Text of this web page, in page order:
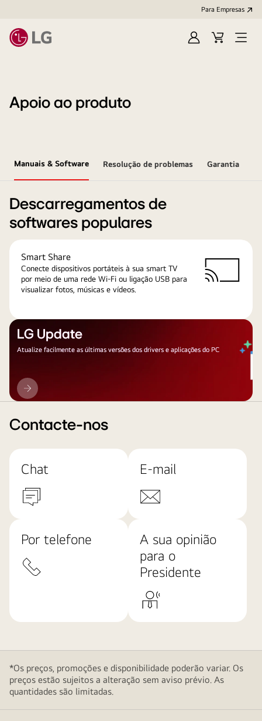
Para Empresas
IniciarCart
Open
Apoio ao produto
Manuais & Software Resolução de problemas Garantia
Descarregamentos de
softwares populares
Smart Share
Conecte dispositivos portáteis à sua smart TV
por meio de uma rede Wi-Fi ou ligação USB para
visualizar fotos, músicas e vídeos.
LG Update
Atualize facilmente as últimas versões dos drivers e aplicações do PC
LG
Update
Contacte-nos
Chat E-mail
Por telefone
A sua opinião
para o
Presidente
*Os preços, promoções e disponibilidade poderão variar. Os
preços estão sujeitos a alteração sem aviso prévio. As
quantidades são limitadas.